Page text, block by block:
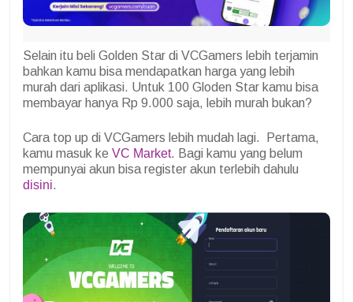
Selain itu beli Golden Star di VCGamers lebih terjamin
bahkan kamu bisa mendapatkan harga yang lebih
murah dari aplikasi. Untuk 100 Gloden Star kamu bisa
membayar hanya Rp 9.000 saja, lebih murah bukan?
Cara top up di VCGamers lebih mudah lagi. Pertama,
kamu masuk ke VC Market. Bagi kamu yang belum
mempunyai akun bisa register akun terlebih dahulu
disini.